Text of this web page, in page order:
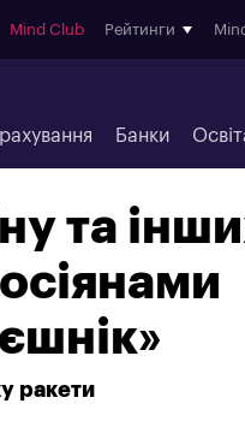
Mind Club Рейтинги
Банки
та
ракети